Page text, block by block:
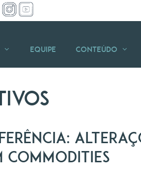
Equipe Conteúdo
commodities